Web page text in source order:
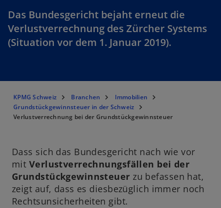
Das Bundesgericht bejaht erneut die
Verlustverrechnung des Zürcher Systems
(Situation vor dem 1. Januar 2019).
KPMG Schweiz Branchen
Immobilien
Grundstückgewinnsteuer in der Schweiz
Verlustverrechnung bei der Grundstückgewinnsteuer
Dass sich das Bundesgericht nach wie vor
mit Verlustverrechnungsfällen bei der
Grundstückgewinnsteuer zu befassen hat,
zeigt auf, dass es diesbezüglich immer noch
Rechtsunsicherheiten gibt.